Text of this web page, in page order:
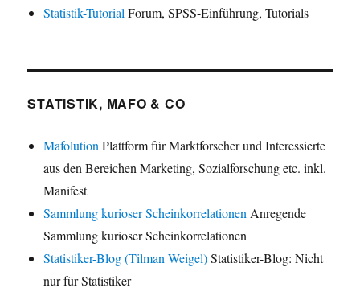
Statistik-TutorialForum, SPSS-Einführung, Tutorials
STATISTIK, MAFO & CO
MafolutionPlattform für Marktforscher und Interessierte
aus den Bereichen Marketing, Sozialforschung etc. inkl.
Manifest
Sammlung kurioser ScheinkorrelationenAnregende
Sammlung kurioser Scheinkorrelationen
Statistiker-Blog (Tilman Weigel)Statistiker-Blog: Nicht
nur für Statistiker